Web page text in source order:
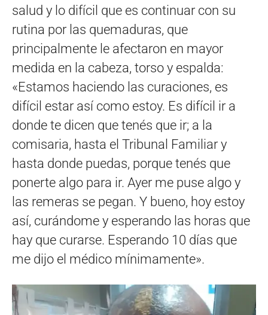
salud y lo difícil que es continuar con su
rutina por las quemaduras, que
principalmente le afectaron en mayor
medida en la cabeza, torso y espalda:
«Estamos haciendo las curaciones, es
difícil estar así como estoy. Es difícil ir a
donde te dicen que tenés que ir; a la
comisaria, hasta el Tribunal Familiar y
hasta donde puedas, porque tenés que
ponerte algo para ir. Ayer me puse algo y
las remeras se pegan. Y bueno, hoy estoy
así, curándome y esperando las horas que
hay que curarse. Esperando 10 días que
me dijo el médico mínimamente».